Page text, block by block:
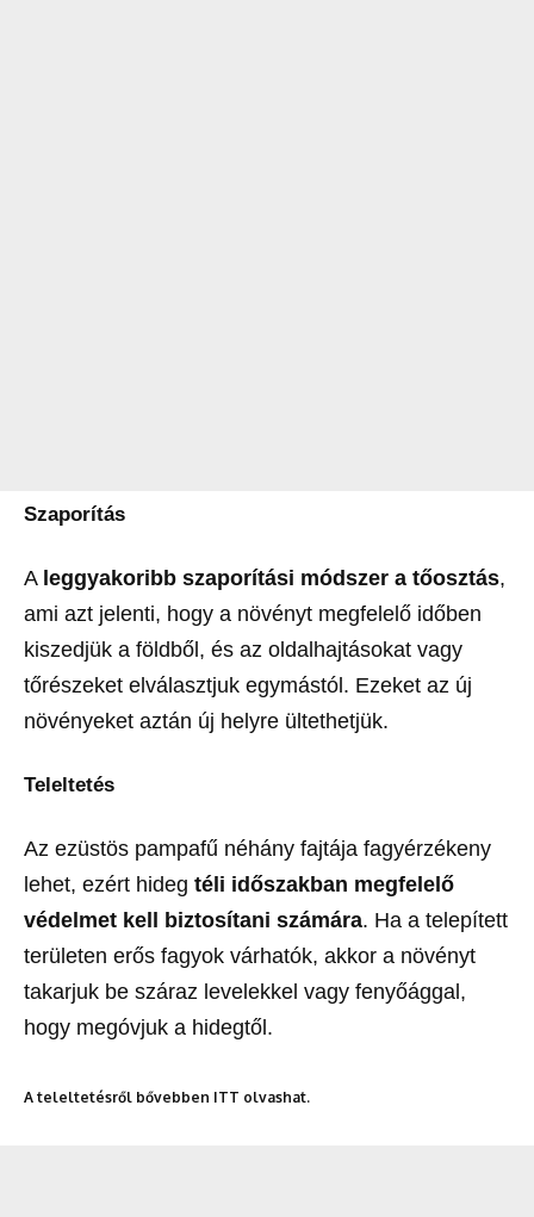
Szaporítás
A leggyakoribb szaporítási módszer a tőosztás,
ami azt jelenti, hogy a növényt megfelelő időben
kiszedjük a földből, és az oldalhajtásokat vagy
tőrészeket elválasztjuk egymástól. Ezeket az új
növényeket aztán új helyre ültethetjük.
Teleltetés
Az ezüstös pampafű néhány fajtája fagyérzékeny
lehet, ezért hideg téli időszakban megfelelő
védelmet kell biztosítani számára. Ha a telepített
területen erős fagyok várhatók, akkor a növényt
takarjuk be száraz levelekkel vagy fenyőággal,
hogy megóvjuk a hidegtől.
A teleltetésről bővebben ITT olvashat.